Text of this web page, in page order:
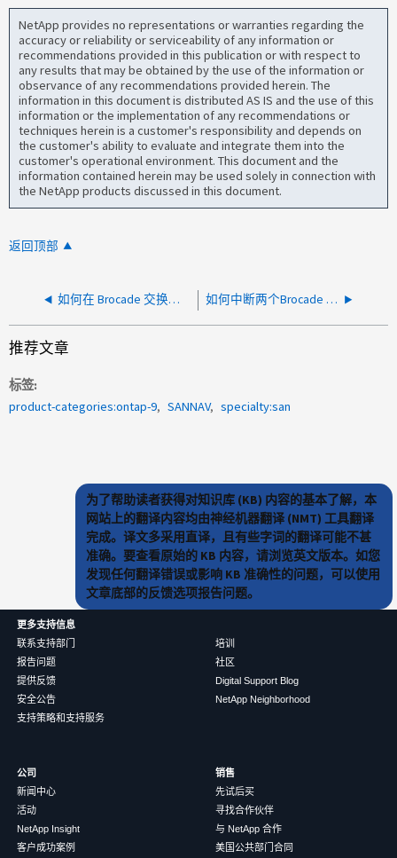
NetApp provides no representations or warranties regarding the
accuracy or reliability or serviceability of any information or
recommendations provided in this publication or with respect to
any results that may be obtained by the use of the information or
observance of any recommendations provided herein. The
information in this document is distributed AS IS and the use of this
information or the implementation of any recommendations or
techniques herein is a customer's responsibility and depends on
the customer's ability to evaluate and integrate them into the
customer's operational environment. This document and the
information contained herein may be used solely in connection with
the NetApp products discussed in this document.
返回顶部
如何在 Brocade 交换机上以管理方式关闭/打开端口 如何中断两个Brocade SAN交换机之间的ISL链路关系？
推荐文章
标签
product-categories:ontap-9
SANNAV specialty:san
为了帮助读者获得对知识库 (KB) 内容的基本了解，本
网站上的翻译内容均由神经机器翻译 (NMT) 工具翻译
完成。译文多采用直译，且有些字词的翻译可能不甚
准确。要查看原始的 KB 内容，请浏览英文版本。如您
发现任何翻译错误或影响 KB 准确性的问题，可以使用
文章底部的反馈选项报告问题。
更多支持信息
联系支持部门
报告问题
提供反馈
安全公告
支持策略和支持服务
培训
社区
Digital Support Blog
NetApp Neighborhood
公司
新闻中心
活动
NetApp Insight
客户成功案例
销售
先试后买
寻找合作伙伴
与 NetApp 合作
美国公共部门合同